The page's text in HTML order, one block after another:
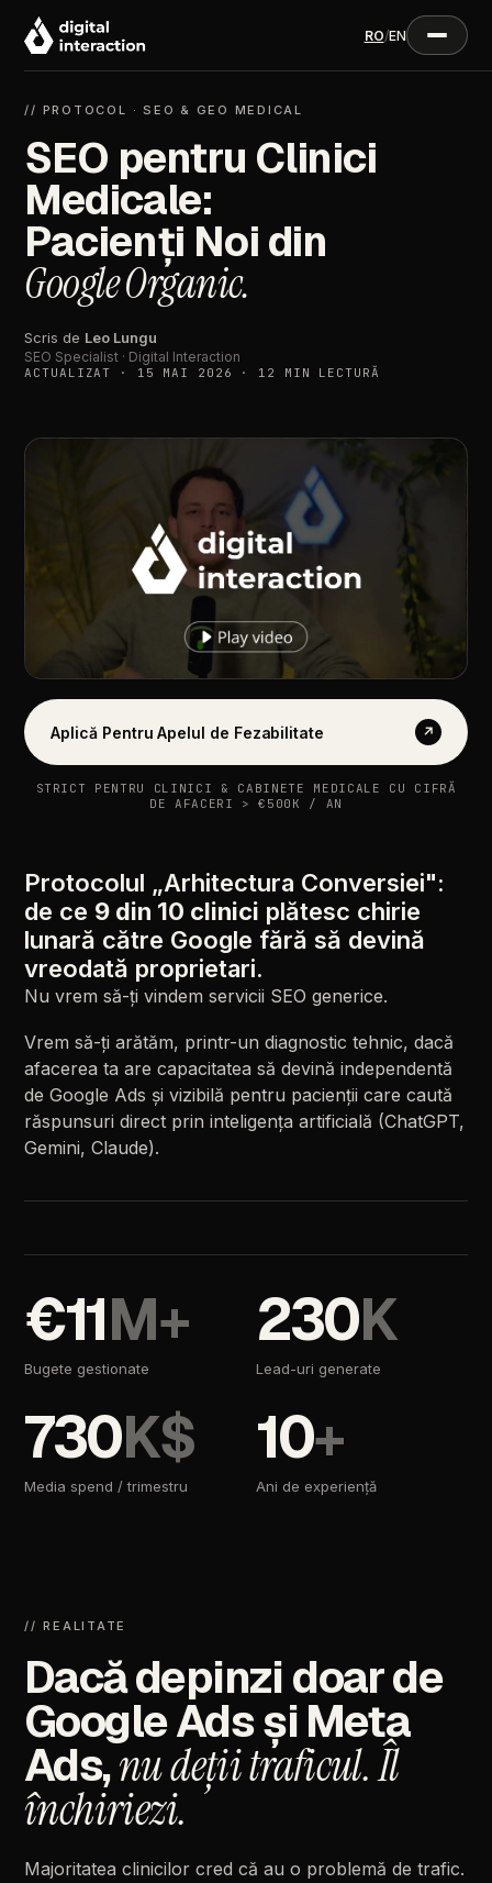
RO/EN
// PROTOCOL · SEO & GEO MEDICAL
SEO pentru Clinici
Medicale:
Pacienți Noi din
Google Organic.
Scris de Leo Lungu
SEO Specialist · Digital Interaction
ACTUALIZAT · 15 MAI 2026 · 12 MIN LECTURĂ
Aplică Pentru Apelul de Fezabilitate ↗
STRICT PENTRU CLINICI & CABINETE MEDICALE CU CIFRĂ
DE AFACERI > €500K / AN
Protocolul „Arhitectura Conversiei":
de ce 9 din 10 clinici plătesc chirie
lunară către Google fără să devină
vreodată proprietari.
Nu vrem să-ți vindem servicii SEO generice.
Vrem să-ți arătăm, printr-un diagnostic tehnic, dacă
afacerea ta are capacitatea să devină independentă
de Google Ads și vizibilă pentru pacienții care caută
răspunsuri direct prin inteligența artificială (ChatGPT,
Gemini, Claude).
€11M+
Bugete gestionate
230K
Lead-uri generate
730K$
Media spend / trimestru
10+
Ani de experiență
// REALITATE
Dacădepinzidoarde
GoogleAdsșiMeta
Ads,nudețiitraficul.Îl
închiriezi.
Majoritatea clinicilor cred că au o problemă de trafic.